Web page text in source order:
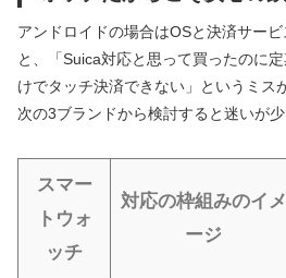
アンドロイドの場合はOSと決済サー
と、「Suica対応と思って買ったのに
けでタッチ決済できない」というミス
次の3ブランドから検討すると迷いが少
スマー
トウォ
ッチ
対応の枠組みのイメ
ージ